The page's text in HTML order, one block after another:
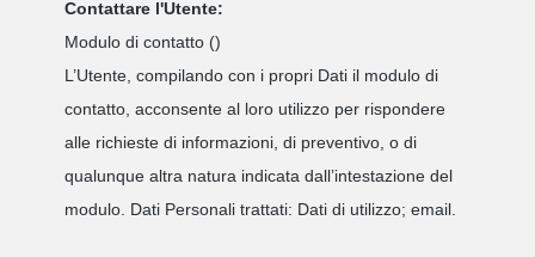
Contattare l'Utente:
Modulo di contatto ()
L’Utente, compilando con i propri Dati il modulo di
contatto, acconsente al loro utilizzo per rispondere
alle richieste di informazioni, di preventivo, o di
qualunque altra natura indicata dall’intestazione del
modulo. Dati Personali trattati: Dati di utilizzo; email.